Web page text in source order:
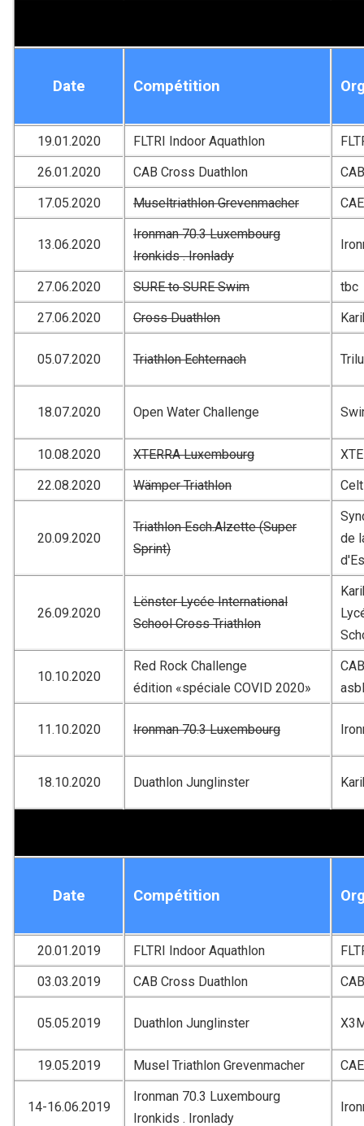
Date Compétition
19.01.2020 FLTRI Indoor Aquathlon
26.01.2020
CAB Cross Duathlon
CAB
17.05.2020
Museltriathlon Grevenmacher
13.06.2020
Ironman 70.3 Luxembourg
Ironkids . Ironlady
27.06.2020 SURE to SURE Swim
tbc
27.06.2020
Cross Duathlon
05.07.2020 Triathlon Echternach
18.07.2020 Open Water Challenge
10.08.2020 XTERRA Luxembourg
22.08.2020
Wämper Triathlon
20.09.2020
Triathlon Esch.Alzette (Super
Sprint)
de
26.09.2020
Lënster Lycée International
School Cross Triathlon
10.10.2020
Red Rock Challenge
édition «spéciale COVID 2020»
asbl
11.10.2020 Ironman 70.3 Luxembourg
18.10.2020 Duathlon Junglinster
Date Compétition
20.01.2019 FLTRI Indoor Aquathlon
03.03.2019
CAB Cross Duathlon CAB
05.05.2019 Duathlon Junglinster
19.05.2019 Musel Triathlon Grevenmacher
14-16.06.2019
Ironman 70.3 Luxembourg
Ironkids . Ironlady